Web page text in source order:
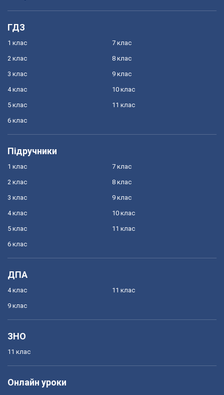
ГДЗ
1 клас
2 клас
3 клас
4 клас
5 клас
6 клас
7 клас
8 клас
9 клас
10 клас
11 клас
Підручники
1 клас
2 клас
3 клас
4 клас
5 клас
6 клас
7 клас
8 клас
9 клас
10 клас
11 клас
ДПА
4 клас
9 клас
11 клас
ЗНО
11 клас
Онлайн уроки